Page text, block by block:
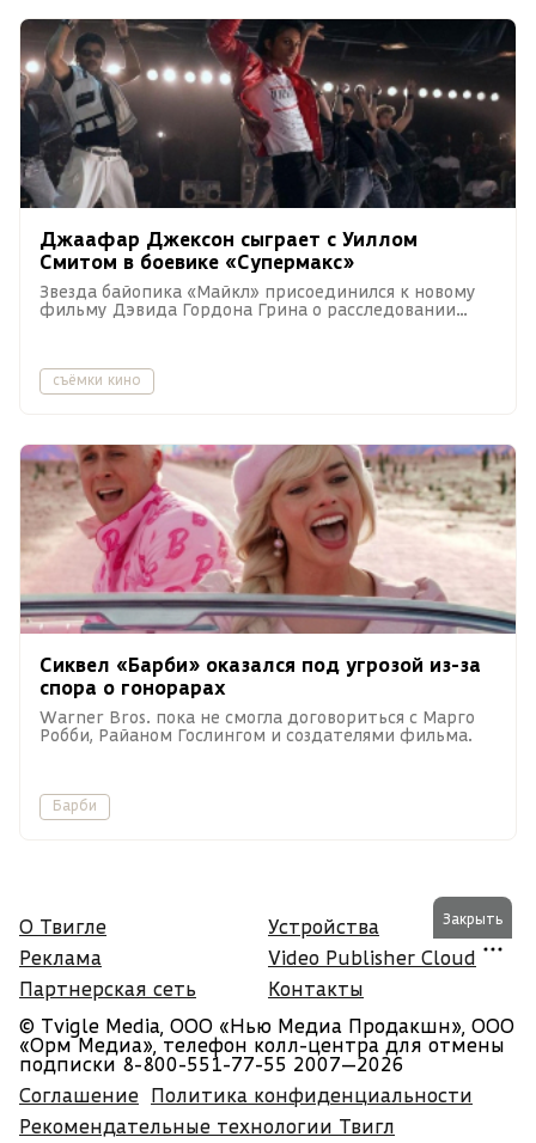
Джаафар Джексон сыграет с Уиллом
Смитом в боевике «Супермакс»
Звезда байопика «Майкл» присоединился к новому
фильму Дэвида Гордона Грина о расследовании
съёмки кино
Сиквел «Барби» оказался под угрозой из-за
спора о гонорарах
Warner Bros. пока не смогла договориться с Марго
Робби, Райаном Гослингом и создателями фильма.
Барби
Закрыть
О Твигле
Устройства
Реклама
Video Publisher Cloud
Партнерская сеть
Контакты
© Tvigle Media, ООО «Нью Медиа Продакшн», ООО
«Орм Медиа», телефон колл-центра для отмены
подписки 8-800-551-77-55 2007—2026
Соглашение Политика конфиденциальности
Рекомендательные технологии Твигл